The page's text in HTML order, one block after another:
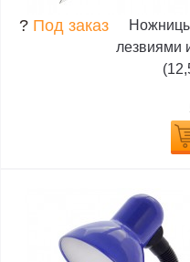
? Под заказ
лезвиями